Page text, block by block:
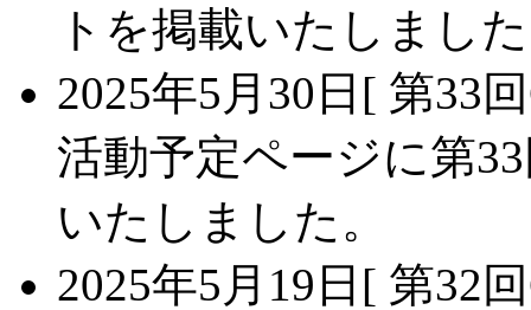
トを掲載いたしまし
2025年5月30日 [ 第33
活動予定ページに第
いたしました。
2025年5月19日 [ 第32